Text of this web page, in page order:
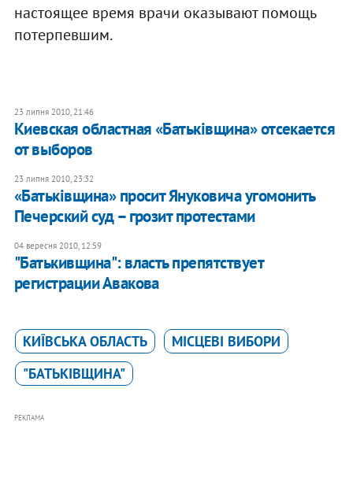
настоящее время врачи оказывают помощь
потерпевшим.
23 липня 2010, 21:46
Киевская областная «Батьківщина» отсекается
от выборов
23 липня 2010, 23:32
«Батьківщина» просит Януковича угомонить
Печерский суд – грозит протестами
04 вересня 2010, 12:59
"Батькивщина": власть препятствует
регистрации Авакова
КИЇВСЬКА ОБЛАСТЬ
МІСЦЕВІ ВИБОРИ
"БАТЬКІВЩИНА"
РЕКЛАМА